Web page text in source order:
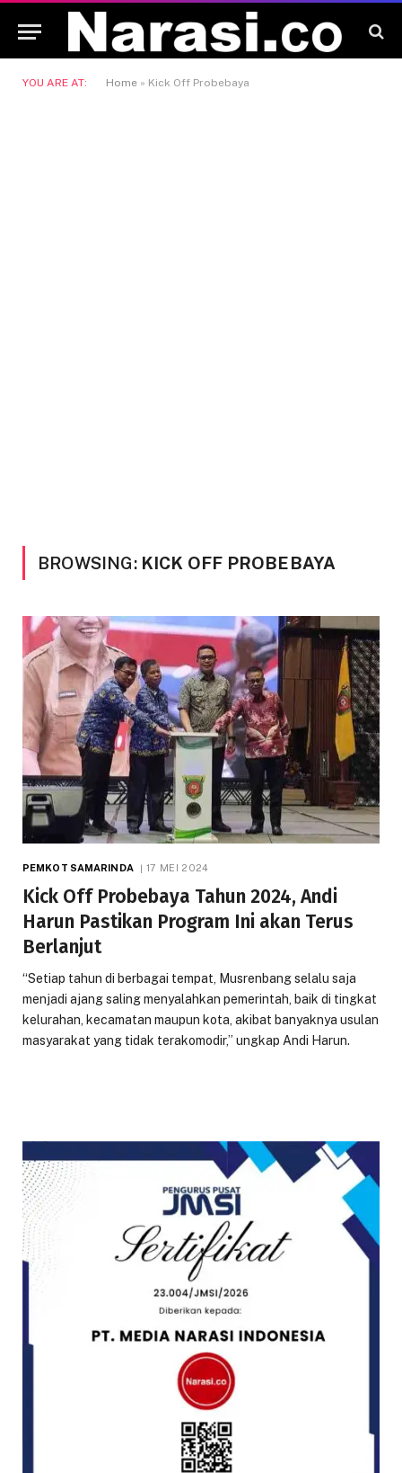
YOU ARE AT: Home » Kick Off Probebaya
BROWSING: KICK OFF PROBEBAYA
PEMKOT SAMARINDA 17 MEI 2024
Kick Off Probebaya Tahun 2024, Andi
Harun Pastikan Program Ini akan Terus
Berlanjut
“Setiap tahun di berbagai tempat, Musrenbang selalu saja
menjadi ajang saling menyalahkan pemerintah, baik di tingkat
kelurahan, kecamatan maupun kota, akibat banyaknya usulan
masyarakat yang tidak terakomodir,” ungkap Andi Harun.